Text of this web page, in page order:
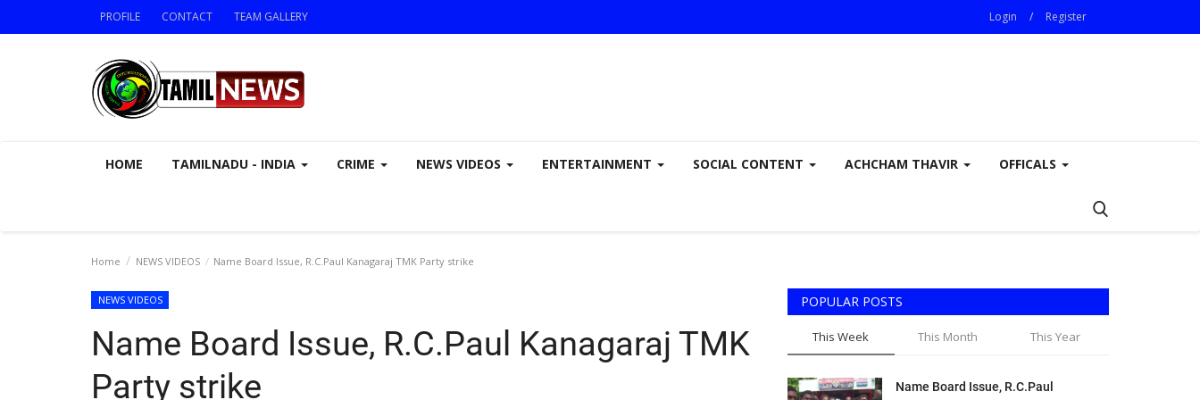
PROFILE CONTACT TEAM GALLERY Login / Register
HOME TAMILNADU - INDIA CRIME NEWS VIDEOS ENTERTAINMENT SOCIAL CONTENT ACHCHAM THAVIR OFFICALS
Home NEWS VIDEOS Name Board Issue, R.C.Paul Kanagaraj TMK Party strike
NEWS VIDEOS
Name Board Issue, R.C.Paul Kanagaraj TMK
Party strike
POPULAR POSTS
This Week This Month This Year
Name Board Issue, R.C.Paul